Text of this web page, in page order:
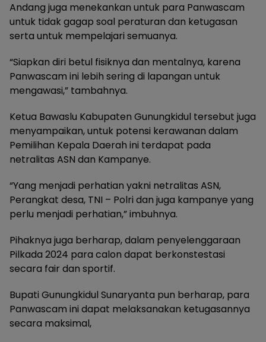
Andang juga menekankan untuk para Panwascam
untuk tidak gagap soal peraturan dan ketugasan
serta untuk mempelajari semuanya.
“Siapkan diri betul fisiknya dan mentalnya, karena
Panwascam ini lebih sering di lapangan untuk
mengawasi,” tambahnya.
Ketua Bawaslu Kabupaten Gunungkidul tersebut juga
menyampaikan, untuk potensi kerawanan dalam
Pemilihan Kepala Daerah ini terdapat pada
netralitas ASN dan Kampanye.
“Yang menjadi perhatian yakni netralitas ASN,
Perangkat desa, TNI – Polri dan juga kampanye yang
perlu menjadi perhatian,” imbuhnya.
Pihaknya juga berharap, dalam penyelenggaraan
Pilkada 2024 para calon dapat berkonstestasi
secara fair dan sportif.
Bupati Gunungkidul Sunaryanta pun berharap, para
Panwascam ini dapat melaksanakan ketugasannya
secara maksimal,